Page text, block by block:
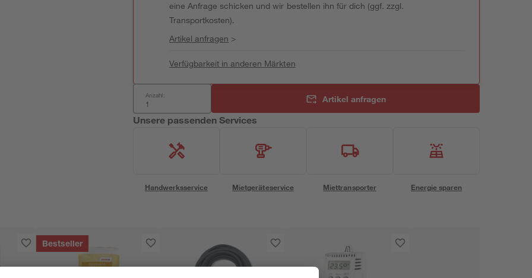
eine Anfrage schicken und wir bestellen ihn für dich (ggf. zzgl.
Transportkosten).
Artikel anfragen >
Verfügbarkeit in anderen Märkten
Anzahl: Artikel anfragen
Unsere passenden Services
Handwerksservice Mietgeräteservice Miettransporter Energie sparen
Bestseller